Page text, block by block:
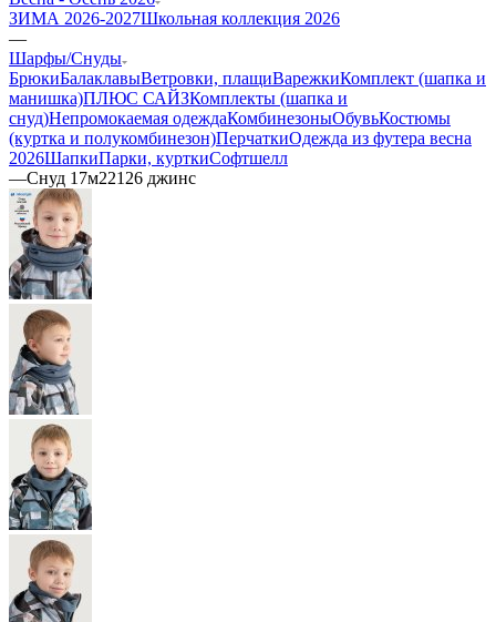
ЗИМА 2026-2027Школьная коллекция 2026
—
Шарфы/Снуды
БрюкиБалаклавыВетровки, плащиВарежкиКомплект (шапка и
манишка)ПЛЮС САЙЗКомплекты (шапка и
снуд)Непромокаемая одеждаКомбинезоныОбувьКостюмы
(куртка и полукомбинезон)ПерчаткиОдежда из футера весна
2026ШапкиПарки, курткиСофтшелл
—Снуд 17м22126 джинс